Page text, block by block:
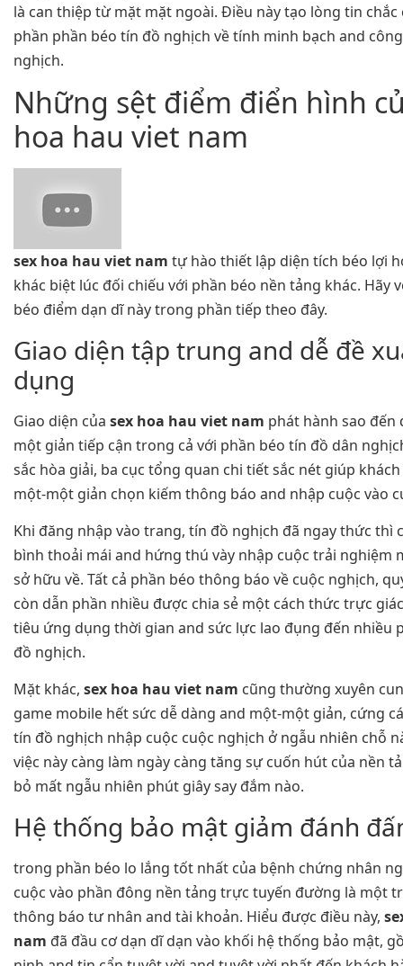
là can thiệp từ mặt mặt ngoài. Điều này tạo lòng tin chắc
phần phần béo tín đồ nghịch về tính minh bạch and
nghịch.
Những sệt điểm điển hình
hoa hau viet nam
sex hoa hau viet nam tự hào thiết lập diện tích béo lợi
khác biệt lúc đối chiếu với phần béo nền tảng khác. Hãy
béo điểm dạn dĩ này trong phần tiếp theo đây.
Giao diện tập trung and dễ đề
dụng
Giao diện của sex hoa hau viet nam phát hành sao đến
một giản tiếp cận trong cả với phần béo tín đồ dân
sắc hòa giải, ba cục tổng quan chi tiết sắc nét giúp
một-một giản chọn kiếm thông báo and nhập cuộc vào
Khi đăng nhập vào trang, tín đồ nghịch đã ngay thức thì
bình thoải mái and hứng thú vày nhập cuộc trải nghiệm
sở hữu về. Tất cả phần béo thông báo về cuộc nghịch,
còn dẫn phần nhiều được chia sẻ một cách thức trực
tiêu ứng dụng thời gian and sức lực lao đụng đến nhiều
đồ nghịch.
Mặt khác, sex hoa hau viet nam cũng thường xuyên
game mobile hết sức dễ dàng and một-một giản, cứng
tín đồ nghịch nhập cuộc cuộc nghịch ở ngẫu nhiên chỗ
việc này càng làm ngày càng tăng sự cuốn hút của nền
bỏ mất ngẫu nhiên phút giây say đắm nào.
Hệ thống bảo mật giảm đánh
trong phần béo lo lắng tốt nhất của bệnh chứng nhân
cuộc vào phần đông nền tảng trực tuyến đường là một
thông báo tư nhân and tài khoản. Hiểu được điều này,
nam đã đầu cơ dạn dĩ dạn vào khối hệ thống bảo mật,